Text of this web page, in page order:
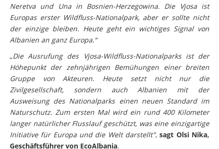
Neretva und Una in Bosnien-Herzegowina. Die Vjosa ist
Europas erster Wildfluss-Nationalpark, aber er sollte nicht
der einzige bleiben. Heute geht ein wichtiges Signal von
Albanien an ganz Europa.“
„Die Ausrufung des Vjosa-Wildfluss-Nationalparks ist der
Höhepunkt der zehnjährigen Bemühungen einer breiten
Gruppe von Akteuren. Heute setzt nicht nur die
Zivilgesellschaft, sondern auch Albanien mit der
Ausweisung des Nationalparks einen neuen Standard im
Naturschutz. Zum ersten Mal wird ein rund 400 Kilometer
langer natürlicher Flusslauf geschützt, was eine einzigartige
Initiative für Europa und die Welt darstellt",sagt Olsi Nika,
Geschäftsführer von EcoAlbania.